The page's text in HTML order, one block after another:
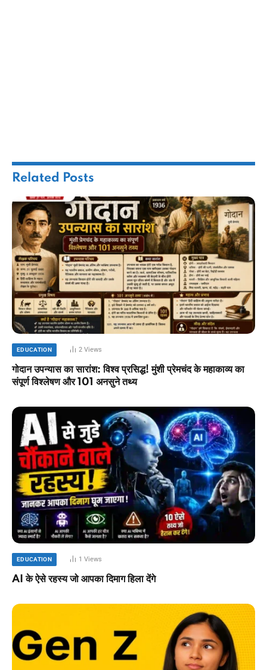
Related Posts
EDUCATION 2Views
गोदान उपन्यास का सारांश: विश्व प्रसिद्ध! मुंशी प्रेमचंद के महाकाव्य का
संपूर्ण विश्लेषण और 101 अनसुने तथ्य
EDUCATION 1Views
AI के ऐसे रहस्य जो आपका दिमाग हिला देंगे